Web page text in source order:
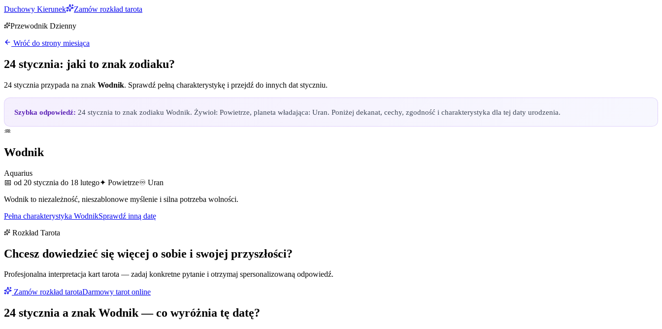
Duchowy Kierunek
Zamów rozkład tarota
Przewodnik Dzienny
Wróć do strony miesiąca
24 stycznia: jaki to znak zodiaku?
24 stycznia przypada na znak Wodnik. Sprawdź pełną charakterystykę i przejdź do innych dat styczniu.
Szybka odpowiedź: 24 stycznia to znak zodiaku Wodnik. Żywioł: Powietrze, planeta władająca: Uran. Poniżej dekanat, cechy, zgodność i charakterystyka dla tej daty urodzenia.
♒
Wodnik
Aquarius
📅 od 20 stycznia do 18 lutego✦ Powietrze♾ Uran
Wodnik to niezależność, nieszablonowe myślenie i silna potrzeba wolności.
Pełna charakterystyka WodnikSprawdź inną datę
Rozkład Tarota
Chcesz dowiedzieć się więcej o sobie i swojej przyszłości?
Profesjonalna interpretacja kart tarota — zadaj konkretne pytanie i otrzymaj spersonalizowaną odpowiedź.
Zamów rozkład tarotaDarmowy tarot online
24 stycznia a znakWodnik— co wyróżnia tę datę?